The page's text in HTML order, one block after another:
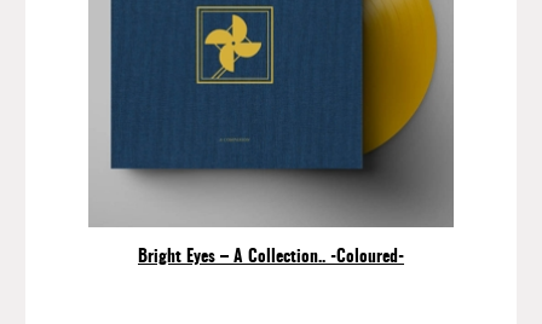
Bright Eyes – A Collection.. -Coloured-